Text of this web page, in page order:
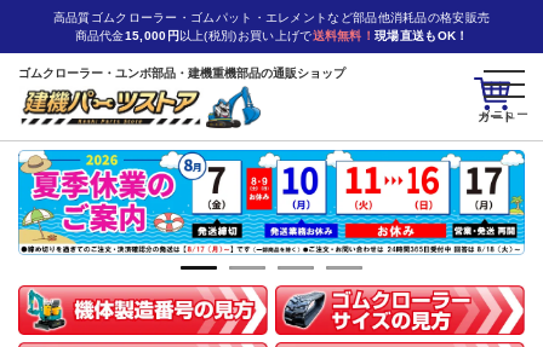
カート
高品質ゴムクローラー・ゴムパット・エレメントなど部品他消耗品の格安販売
商品代金15,000円 以上(税別)お買い上げで送料無料！ 現場直送もOK！
ゴムクローラー・ユンボ部品・建機重機部品の通販ショップ